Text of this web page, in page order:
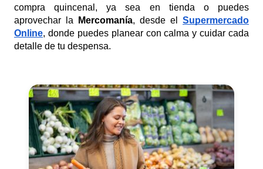
compra quincenal, ya sea en tienda o puedes
aprovechar la
Mercomanía, desde el Supermercado
Online, donde puedes planear con calma y cuidar cada
detalle de tu despensa.